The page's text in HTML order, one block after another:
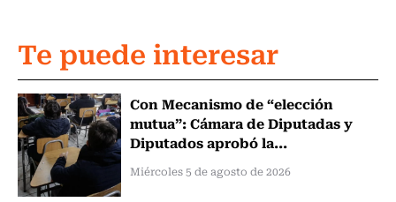
Te puede interesar
Con Mecanismo de “elección
mutua”: Cámara de Diputadas y
Diputados aprobó la...
Miércoles 5 de agosto de 2026